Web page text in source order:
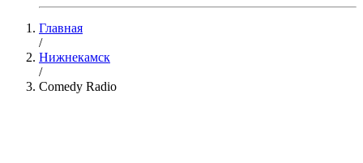
Главная
/
Нижнекамск
/
Comedy Radio